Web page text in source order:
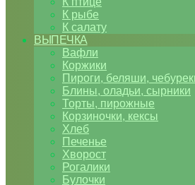
К рыбе
К салату
ВЫПЕЧКА
Вафли
Коржики
Пироги, беляши,
Блины, оладьи, сырники
Торты, пирожные
Корзиночки, кексы
Хлеб
Печенье
Хворост
Рогалики
Булочки